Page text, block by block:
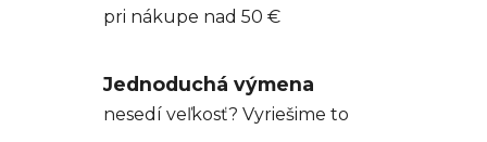
pri nákupe nad 50 €
Jednoduchá výmena
nesedí veľkosť? Vyriešime to